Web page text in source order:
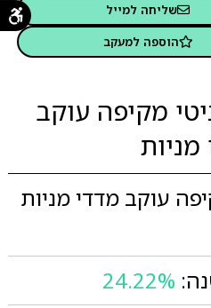
שליחה למייל
הוספה למעקב
מקיפה עוקב
מניות
עוקב מדדי מניות
24.22%